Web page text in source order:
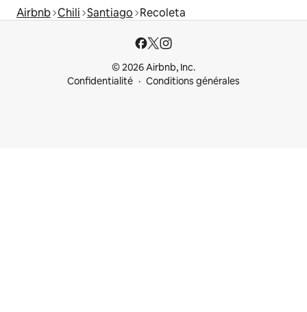
Airbnb Chili Santiago Recoleta
© 2026 Airbnb, Inc.
Confidentialité
Conditions générales